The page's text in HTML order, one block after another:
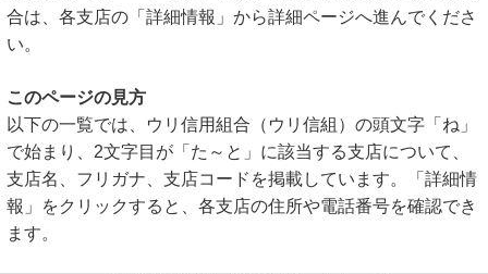
合は、各支店の「詳細情報」から詳細ページへ進んでくださ
い。
このページの見方
以下の一覧では、ウリ信用組合（ウリ信組）の頭文字「ね」
で始まり、2文字目が「た～と」に該当する支店について、
支店名、フリガナ、支店コードを掲載しています。「詳細情
報」をクリックすると、各支店の住所や電話番号を確認でき
ます。